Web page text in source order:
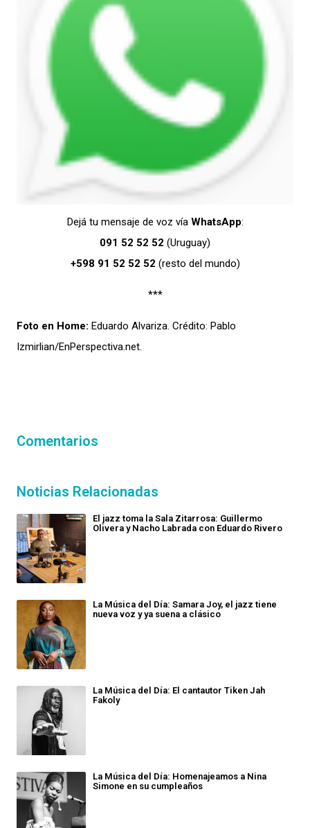
Dejá tu mensaje de voz vía WhatsApp:
091 52 52 52 (Uruguay)
+598 91 52 52 52 (resto del mundo)
***
Foto en Home: Eduardo Alvariza. Crédito: Pablo
Izmirlian/EnPerspectiva.net.
Comentarios
Noticias Relacionadas
El jazz toma la Sala Zitarrosa: Guillermo
Olivera y Nacho Labrada con Eduardo Rivero
La Música del Día: Samara Joy, el jazz tiene
nueva voz y ya suena a clásico
La Música del Día: El cantautor Tiken Jah
Fakoly
La Música del Día: Homenajeamos a Nina
Simone en su cumpleaños